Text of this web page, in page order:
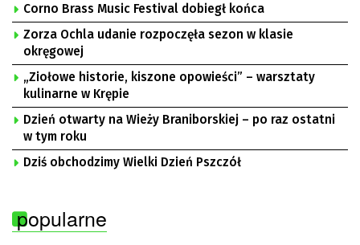
Corno Brass Music Festival dobiegł końca
Zorza Ochla udanie rozpoczęła sezon w klasie
okręgowej
„Ziołowe historie, kiszone opowieści” – warsztaty
kulinarne w Krępie
Dzień otwarty na Wieży Braniborskiej – po raz ostatni
w tym roku
Dziś obchodzimy Wielki Dzień Pszczół
popularne